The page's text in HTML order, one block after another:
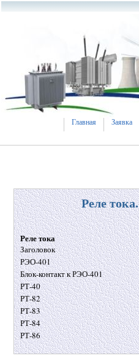
Главная Заявка
Реле тока.
Реле тока
Заголовок
РЭО-401
Блок-контакт к РЭО-401
РТ-40
РТ-82
РТ-83
РТ-84
РТ-86